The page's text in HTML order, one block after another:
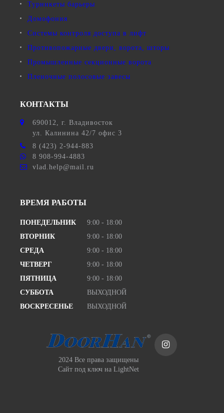
Турникеты барьеры
Домофония
Системы контроля доступа в лифт
Противопожарные двери, ворота, шторы
Промышленные секционные ворота
Пленочные полосовые завесы
КОНТАКТЫ
690012, г. Владивосток
ул. Калинина 42/7 офис 3
8 (423) 2-944-883
8 908-994-4883
vlad.help@mail.ru
ВРЕМЯ РАБОТЫ
ПОНЕДЕЛЬНИК
9:00 - 18:00
ВТОРНИК
9:00 - 18:00
СРЕДА
9:00 - 18:00
ЧЕТВЕРГ
9:00 - 18:00
ПЯТНИЦА
9:00 - 18:00
СУББОТА
ВЫХОДНОЙ
ВОСКРЕСЕНЬЕ
ВЫХОДНОЙ
2024 Все права защищены
Сайт под ключна LightNet